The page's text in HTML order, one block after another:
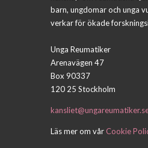
barn, ungdomar och unga
verkar för ökade
Unga Reumatiker
Arenavägen 47
Box 90337
120 25 Stockholm
Läs mer om vårCookie